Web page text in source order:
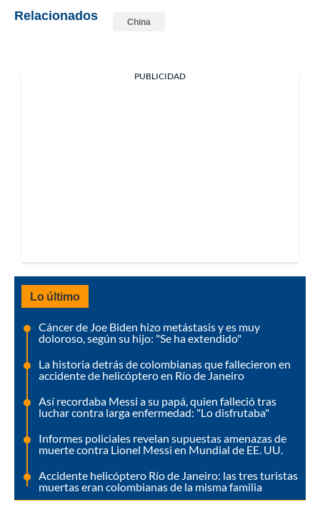
Relacionados China
PUBLICIDAD
Lo último
Cáncer de Joe Biden hizo metástasis y es muy
doloroso, según su hijo: "Se ha extendido"
La historia detrás de colombianas que fallecieron en
accidente de helicóptero en Río de Janeiro
Así recordaba Messi a su papá, quien falleció tras
luchar contra larga enfermedad: "Lo disfrutaba"
Informes policiales revelan supuestas amenazas de
muerte contra Lionel Messi en Mundial de EE. UU.
Accidente helicóptero Río de Janeiro: las tres turistas
muertas eran colombianas de la misma familia